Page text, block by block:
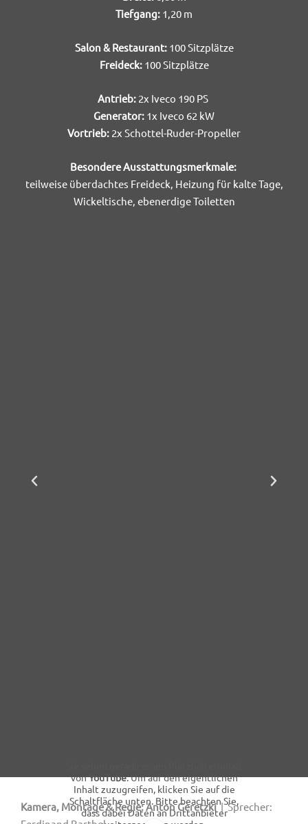
Tiefgang: 1,20 m
Salon & Restaurant: 100 Sitzplätze
Freideck: 100 Sitzplätze
Antrieb: 2x Iveco 190 PS
Generator: 1x Iveco 62 kW
Vortrieb: 2x Schottel-Ruder-Propeller
Besondere Ausstattungsmerkmale:
teilweise überdachtes Freideck, Heizung für kalte Tage,
Wickeltische, ebenerdige Toiletten
vonYouTube. Um auf den eigentlichen
Inhalt zuzugreifen, klicken Sie auf die
Schaltfläche unten. Bitte beachten Sie,
dass dabei Daten an Drittanbieter
Kamera, Montage & Regie: Anton Geretzki| Sprecher: